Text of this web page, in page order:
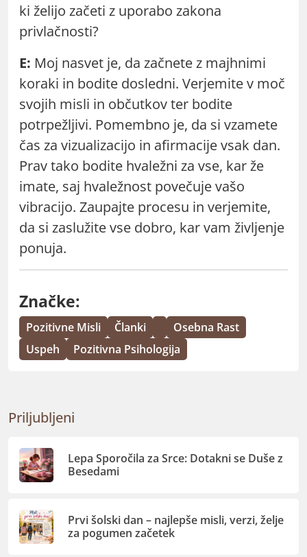
ki želijo začeti z uporabo zakona
privlačnosti?
E: Moj nasvet je, da začnete z majhnimi
koraki in bodite dosledni. Verjemite v moč
svojih misli in občutkov ter bodite
potrpežljivi. Pomembno je, da si vzamete
čas za vizualizacijo in afirmacije vsak dan.
Prav tako bodite hvaležni za vse, kar že
imate, saj hvaležnost povečuje vašo
vibracijo. Zaupajte procesu in verjemite,
da si zaslužite vse dobro, kar vam življenje
ponuja.
Značke:
Pozitivne Misli Članki
Osebna Rast
Uspeh
Pozitivna Psihologija
Priljubljeni
Lepa Sporočila za Srce: Dotakni se Duše z
Besedami
Prvi šolski dan – najlepše misli, verzi, želje
za pogumen začetek